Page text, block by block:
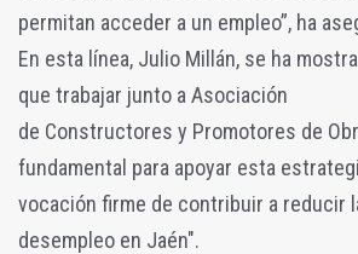
permitan acceder a un empleo”, ha
En esta línea, Julio Millán, se ha
que trabajar junto a Asociación
de Constructores y Promotores de
fundamental para apoyar esta
vocación firme de contribuir a reducir
desempleo en Jaén".